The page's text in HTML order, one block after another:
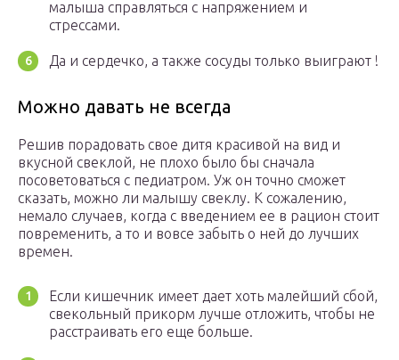
малыша справляться с напряжением и
стрессами.
Да и сердечко, а также сосуды только выиграют !
Можно давать не всегда
Решив порадовать свое дитя красивой на вид и
вкусной свеклой, не плохо было бы сначала
посоветоваться с педиатром. Уж он точно сможет
сказать, можно ли малышу свеклу. К сожалению,
немало случаев, когда с введением ее в рацион стоит
повременить, а то и вовсе забыть о ней до лучших
времен.
Если кишечник имеет дает хоть малейший сбой,
свекольный прикорм лучше отложить, чтобы не
расстраивать его еще больше.